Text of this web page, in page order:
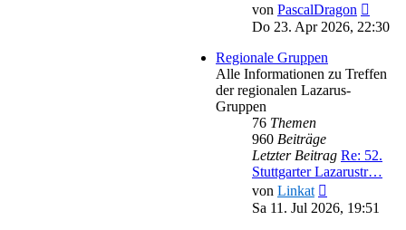
von PascalDragon
Do 23. Apr 2026, 22:30
Regionale Gruppen
Alle Informationen zu Treffen
der regionalen Lazarus-
Gruppen
76 Themen
960 Beiträge
Letzter Beitrag Re: 52.
Stuttgarter Lazarustr…
von Linkat
Beitrag
Sa 11. Jul 2026, 19:51